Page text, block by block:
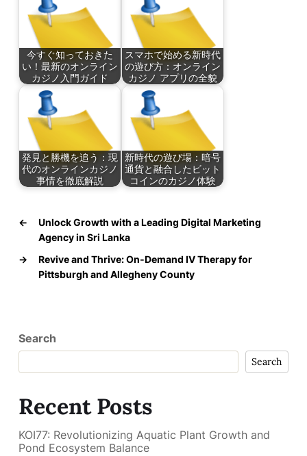
今すぐ知っておきた
い！最新のオンライン
カジノ入門ガイド
スマホで始める新時代
の遊び方：オンライン
カジノ アプリの全貌
発見と勝機を追う：現
代のオンラインカジノ
事情を徹底解説
新時代の遊び場：暗号
通貨と融合したビット
コインのカジノ体験
←
Unlock Growth with a Leading Digital Marketing
Agency in Sri Lanka
→
Revive and Thrive: On‑Demand IV Therapy for
Pittsburgh and Allegheny County
Search
Search
Recent Posts
KOI77: Revolutionizing Aquatic Plant Growth and
Pond Ecosystem Balance